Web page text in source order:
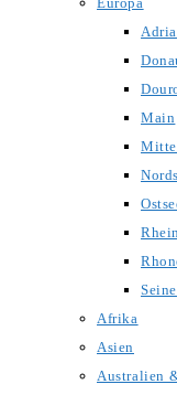
Adria
Main
Seine
Afrika
Asien
Australien